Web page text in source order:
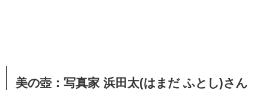
美の壺：写真家 浜田太(はまだ ふとし)さん